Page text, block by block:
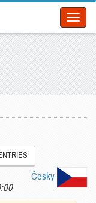
Česky